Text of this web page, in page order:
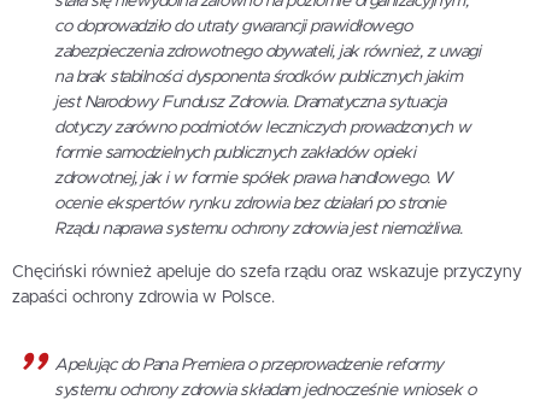
co doprowadziło do utraty gwarancji prawidłowego
zabezpieczenia zdrowotnego obywateli, jak również, z uwagi
na brak stabilności dysponenta środków publicznych jakim
jest Narodowy Fundusz Zdrowia. Dramatyczna sytuacja
dotyczy zarówno podmiotów leczniczych prowadzonych w
formie samodzielnych publicznych zakładów opieki
zdrowotnej, jak i w formie spółek prawa handlowego. W
ocenie ekspertów rynku zdrowia bez działań po stronie
Rządu naprawa systemu ochrony zdrowia jest niemożliwa.
Chęciński również apeluje do szefa rządu oraz wskazuje przyczyny
zapaści ochrony zdrowia w Polsce.
Apelując do Pana Premiera o przeprowadzenie reformy
systemu ochrony zdrowia składam jednocześnie wniosek o